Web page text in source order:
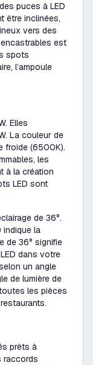
puces à LED
être inclinées,
vers des
est
spots
l’ampoule
Elles
La couleur de
froide (6500K).
les
à la création
LED sont
de 36°.
indique la
de 36° signifie
dans votre
un angle
de lumière de
les pièces
prêts à
raccords